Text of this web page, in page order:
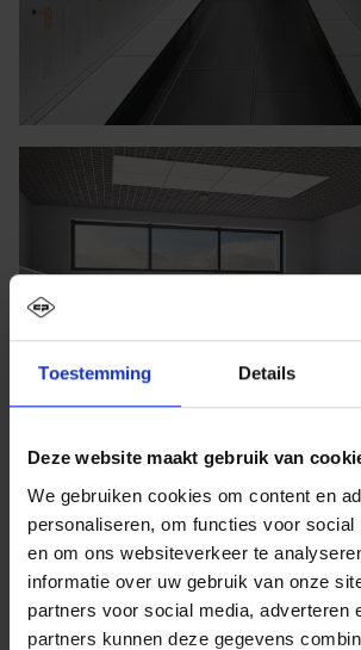
Toestemming Details
Deze website maakt gebruik van
We gebruiken cookies om content en
personaliseren, om functies voor social
en om ons websiteverkeer te
informatie over uw gebruik van onze
partners voor social media, adverteren
partners kunnen deze gegevens